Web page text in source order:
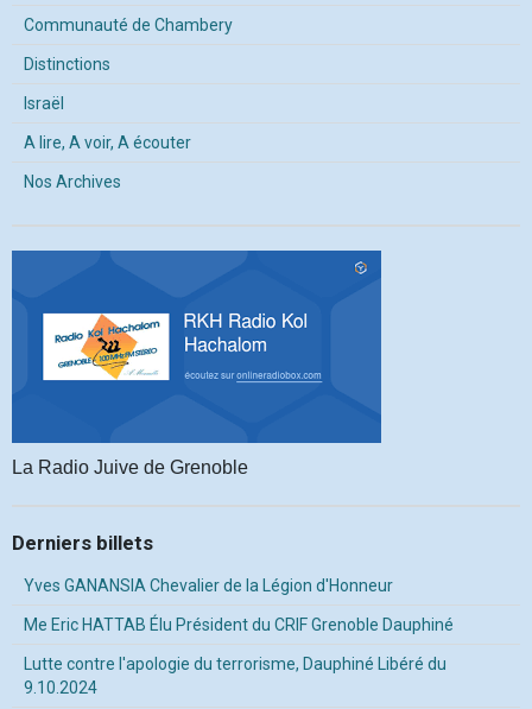
Communauté de Chambery
Distinctions
Israël
A lire, A voir, A écouter
Nos Archives
La Radio Juive de Grenoble
Derniers billets
Yves GANANSIA Chevalier de la Légion d'Honneur
Me Eric HATTAB Élu Président du CRIF Grenoble Dauphiné
Lutte contre l'apologie du terrorisme, Dauphiné Libéré du
9.10.2024